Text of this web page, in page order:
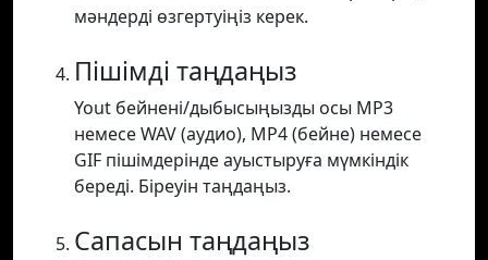
мәндерді өзгертуіңіз керек.
Пішімді таңдаңыз
Yout бейнені/дыбысыңызды осы MP3
немесе WAV (аудио), MP4 (бейне) немесе
GIF пішімдерінде ауыстыруға мүмкіндік
береді. Біреуін таңдаңыз.
Сапасын таңдаңыз